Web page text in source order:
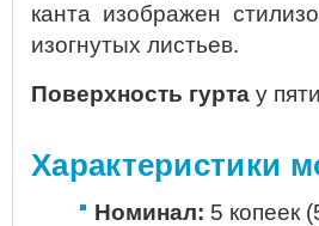
канта изображен
изогнутых листьев.
Поверхность гурта у
Характеристики
Номинал: 5 копеек